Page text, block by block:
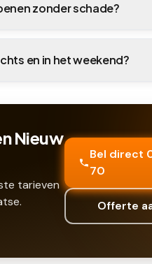
zonder schade?
en in het weekend?
Nieuw
tarieven
Bel direct
70
Offerte